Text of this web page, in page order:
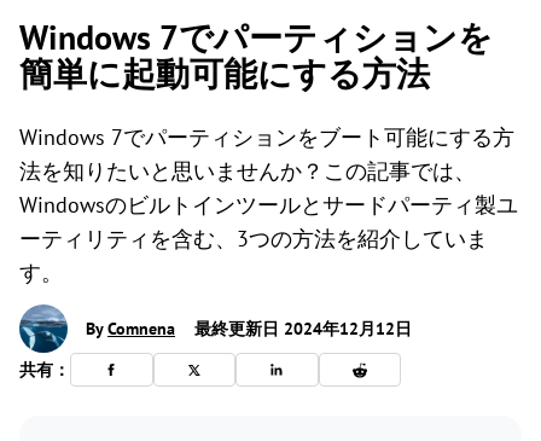
Windows 7でパーティションを
簡単に起動可能にする方法
Windows 7でパーティションをブート可能にする方
法を知りたいと思いませんか？この記事では、
Windowsのビルトインツールとサードパーティ製ユ
ーティリティを含む、3つの方法を紹介していま
す。
ByComnena
最終更新日 2024年12月12日
共有：